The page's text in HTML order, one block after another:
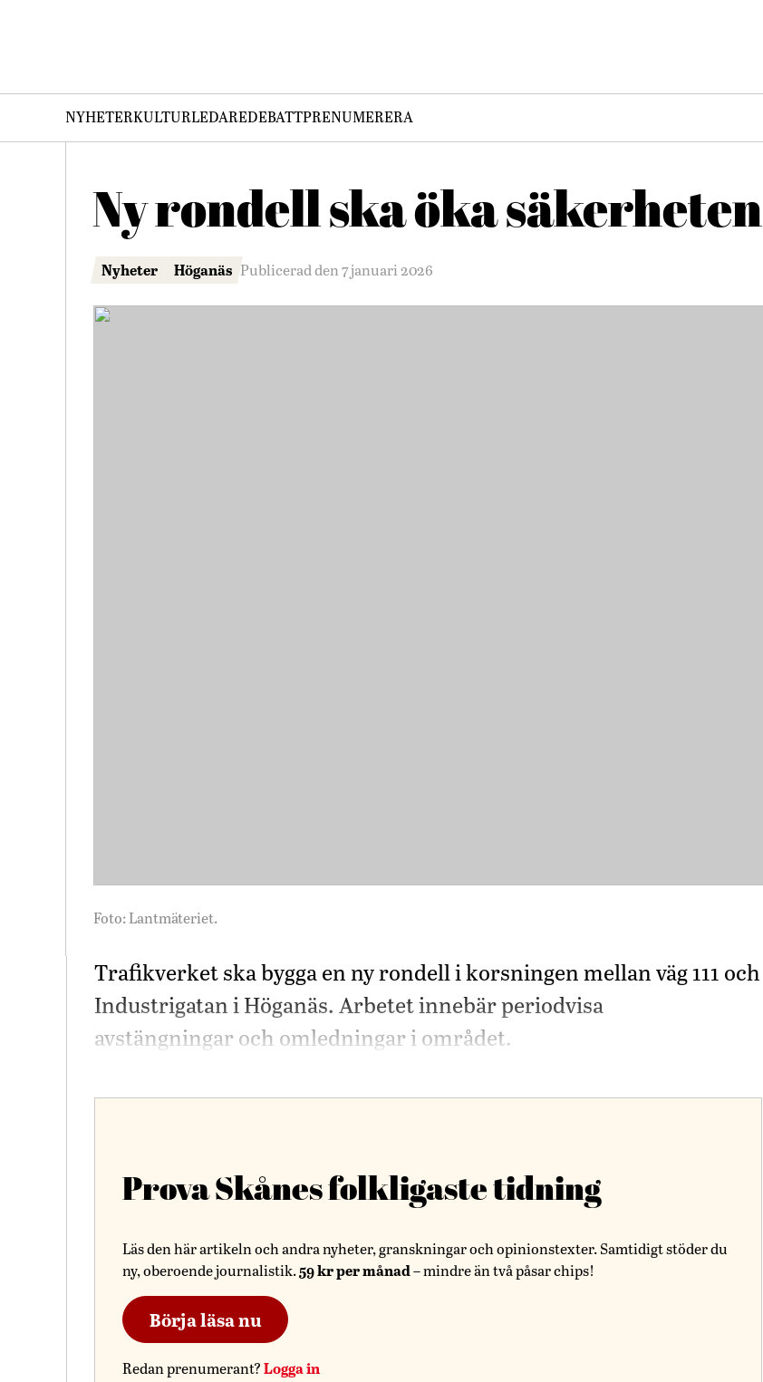
NYHETERKULTURLEDAREDEBATTPRENUMERERA
Ny rondell ska öka säkerheten
Nyheter Höganäs Publicerad den 7 januari 2026
Foto: Lantmäteriet.
Trafikverket ska bygga en ny rondell i korsningen mellan väg 111 och
Industrigatan i Höganäs. Arbetet innebär periodvisa
avstängningar och omledningar i området.
Prova Skånes folkligaste tidning
Läs den här artikeln och andra nyheter, granskningar och opinionstexter. Samtidigt stöder du
ny, oberoende journalistik.59 kr per månad– mindre än två påsar chips!
Börja läsa nu
Redan prenumerant?Logga in